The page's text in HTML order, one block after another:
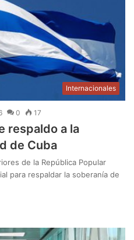
Internacionales
0 17
respaldo a la
de Cuba
de la República Popular
para respaldar la soberanía de